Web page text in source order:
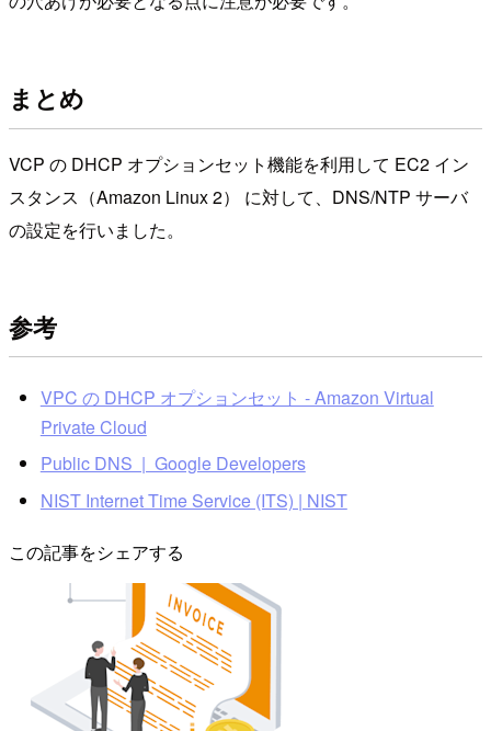
まとめ
VCP の DHCP オプションセット機能を利用して EC2 イン
スタンス（Amazon Linux 2） に対して、DNS/NTP サーバ
の設定を行いました。
参考
VPC の DHCP オプションセット - Amazon Virtual
Private Cloud
Public DNS | Google Developers
NIST Internet Time Service (ITS) | NIST
この記事をシェアする